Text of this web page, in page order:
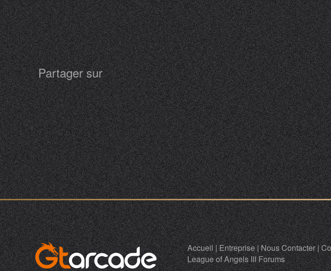
Partager sur
Accueil|Entreprise|Nous Contacter|
League of Angels III Forums